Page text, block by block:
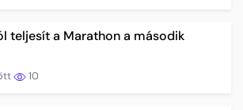
teljesít a Marathon a második
10